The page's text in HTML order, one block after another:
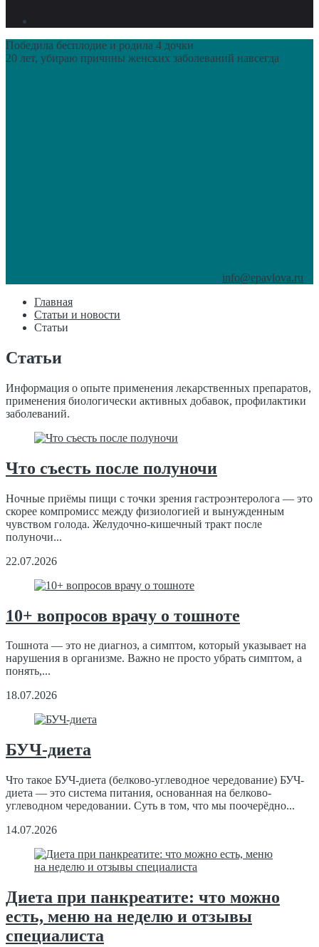
Победила бесплодие и родила 4 дочки
20 лет, убираю причины женских заболеваний навсегда
info@epavlova.ru
Главная
Статьи и новости
Статьи
Статьи
Информация о опыте применения лекарственных препаратов,
применения биологически активных добавок, профилактики
заболеваний.
Что съесть после полуночи
Ночные приёмы пищи с точки зрения гастроэнтеролога — это
скорее компромисс между физиологией и вынужденным
чувством голода. Желудочно-кишечный тракт после
полуночи...
22.07.2026
10+ вопросов врачу о тошноте
Тошнота — это не диагноз, а симптом, который указывает на
нарушения в организме. Важно не просто убрать симптом, а
понять,...
18.07.2026
БУЧ-диета
Что такое БУЧ-диета (белково-углеводное чередование) БУЧ-
диета — это система питания, основанная на белково-
углеводном чередовании. Суть в том, что мы поочерёдно...
14.07.2026
Диета при панкреатите: что можно
есть, меню на неделю и отзывы
специалиста